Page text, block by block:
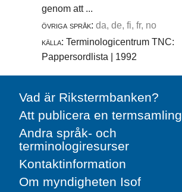
genom att ...
övriga språk: da, de, fi, fr, no
källa: Terminologicentrum TNC:
Pappersordlista | 1992
Vad är Rikstermbanken?
Att publicera en termsamling
Andra språk- och
terminologiresurser
Kontaktinformation
Om myndigheten Isof